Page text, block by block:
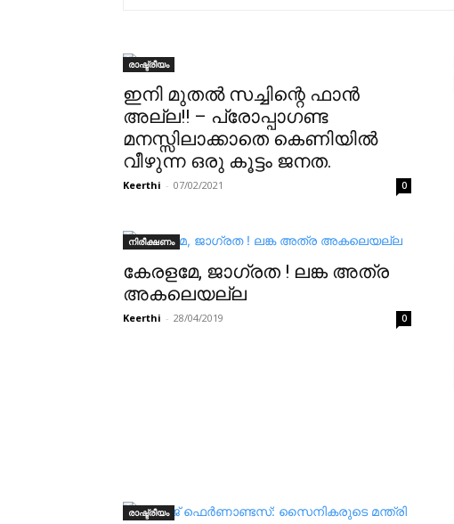
രാഷ്ട്രീയം
ഇനി മുതൽ സച്ചിന്റെ ഫാൻ
അല്ല!! – പ്രോപ്പാഗണ്ട
മനസ്സിലാക്കാതെ കെണിയിൽ
വീഴുന്ന ഒരു കൂട്ടം ജനത.
Keerthi - 07/02/2021 0
നിരീക്ഷണം
കേരളമേ, ജാഗ്രത ! ലങ്ക അത്ര
അകലെയല്ല
Keerthi - 28/04/2019 0
രാഷ്ട്രീയം